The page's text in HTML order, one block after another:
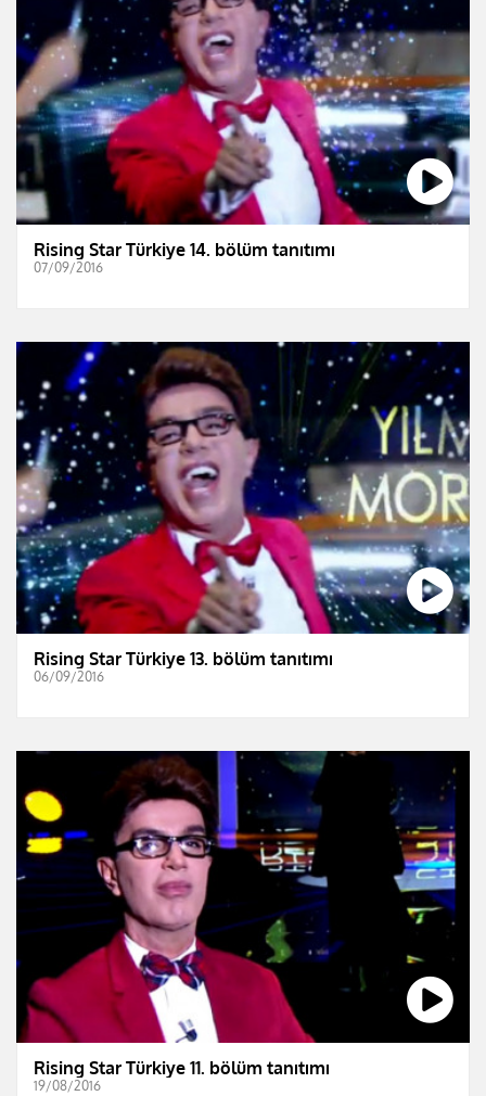
Rising Star Türkiye 14. bölüm tanıtımı
07/09/2016
Rising Star Türkiye 13. bölüm tanıtımı
06/09/2016
Rising Star Türkiye 11. bölüm tanıtımı
19/08/2016